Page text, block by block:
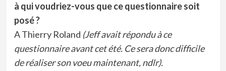
à qui voudriez-vous que ce questionnaire soit
posé ?
A Thierry Roland (Jeff avait répondu à ce
questionnaire avant cet été. Ce sera donc difficile
de réaliser son voeu maintenant, ndlr).